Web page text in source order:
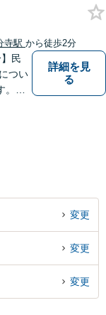
寺駅 から徒歩2分
民
つい
ま
詳細を見
る
変更
変更
変更